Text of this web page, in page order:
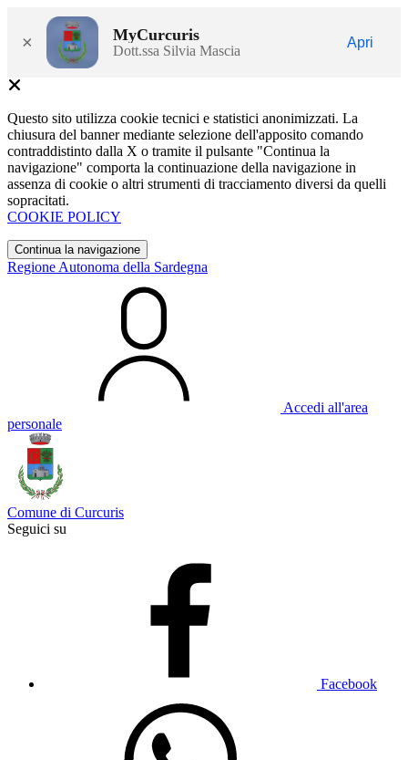
× MyCurcuris
Dott.ssa Silvia Mascia
Apri
Questo sito utilizza cookie tecnici e statistici anonimizzati. La
chiusura del banner mediante selezione dell'apposito comando
contraddistinto dalla X o tramite il pulsante "Continua la
navigazione" comporta la continuazione della navigazione in
assenza di cookie o altri strumenti di tracciamento diversi da quelli
sopracitati.
COOKIE POLICY
Continua la navigazione
Regione Autonoma della Sardegna
Accedi all'area
personale
Comune di Curcuris
Seguici su
Facebook